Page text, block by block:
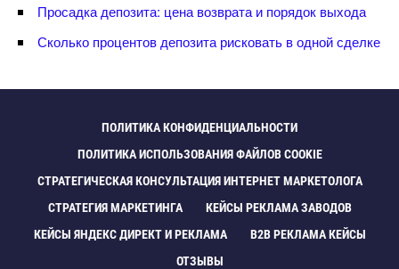
Просадка депозита: цена возврата и порядок выхода
Сколько процентов депозита рисковать в одной сделке
ПОЛИТИКА КОНФИДЕНЦИАЛЬНОСТИ
ПОЛИТИКА ИСПОЛЬЗОВАНИЯ ФАЙЛОВ COOKIE
СТРАТЕГИЧЕСКАЯ КОНСУЛЬТАЦИЯ ИНТЕРНЕТ МАРКЕТОЛОГА
СТРАТЕГИЯ МАРКЕТИНГА
КЕЙСЫ РЕКЛАМА ЗАВОДО
КЕЙСЫ ЯНДЕКС ДИРЕКТ И РЕКЛАМА
B2B РЕКЛАМА КЕЙСЫ
ОТЗЫВЫ